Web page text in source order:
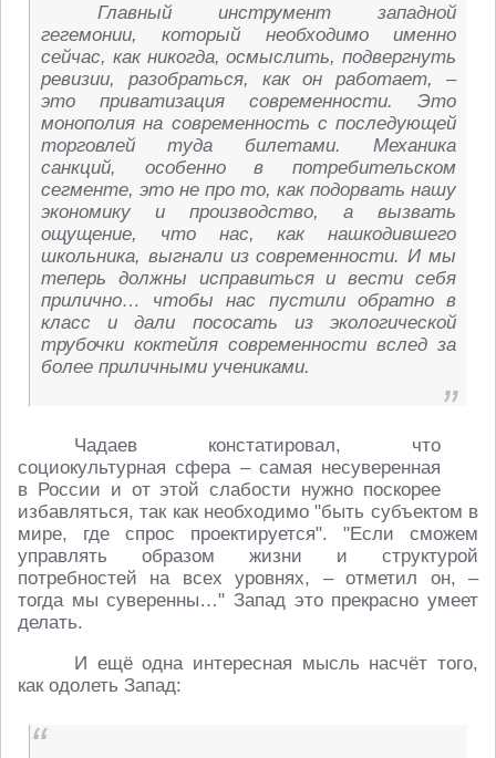
Главный инструмент западной
гегемонии, который необходимо именно
сейчас, как никогда, осмыслить, подвергнуть
ревизии, разобраться, как он работает, –
это приватизация современности. Это
монополия на современность с последующей
торговлей туда билетами. Механика
санкций, особенно в потребительском
сегменте, это не про то, как подорвать нашу
экономику и производство, а вызвать
ощущение, что нас, как нашкодившего
школьника, выгнали из современности. И мы
теперь должны исправиться и вести себя
прилично… чтобы нас пустили обратно в
класс и дали пососать из экологической
трубочки коктейля современности вслед за
более приличными учениками.
Чадаев констатировал, что
социокультурная сфера – самая несуверенная
в России и от этой слабости нужно поскорее
избавляться, так как необходимо "быть субъектом в
мире, где спрос проектируется". "Если сможем
управлять образом жизни и структурой
потребностей на всех уровнях, – отметил он, –
тогда мы суверенны…" Запад это прекрасно умеет
делать.
И ещё одна интересная мысль насчёт того,
как одолеть Запад: